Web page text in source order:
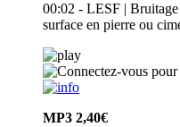
00:02 - LESF | Bruitage
surface en pierre ou
MP3 2,40€